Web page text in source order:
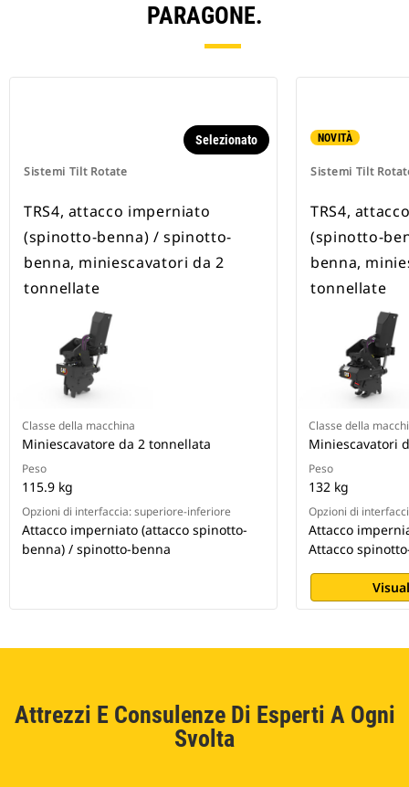
PARAGONE.
Sistemi Tilt Rotate
Selezionato
TRS4, attacco imperniato
(spinotto-benna) / spinotto-
benna, miniescavatori da 2
tonnellate
Classe della macchina
Miniescavatore da 2 tonnellata
Peso
115.9 kg
Opzioni di interfaccia: superiore-inferiore
Attacco imperniato (attacco spinotto-
benna) / spinotto-benna
NOVITÀ
Sistemi Tilt
TRS4,
(spinotto-
benna,
tonnellate
Classe della
Miniescavatori
Peso
132 kg
Opzioni di
Attacco
Attacco
Attrezzi E Consulenze Di Esperti A Ogni
Svolta